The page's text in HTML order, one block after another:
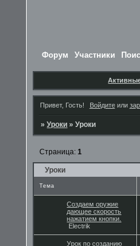
Форум Участники
Привет, Гость! Войдитеили
»Уроки »Уроки
Уроки
Страница:1
Тема
Создаем оружие
дающее скорость
нажатием кнопки.
Electrik
Урок по созданию